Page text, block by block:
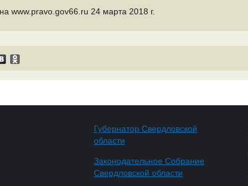
www.pravo.gov66.ru 24 марта 2018 г.
Губернатор Свердловской
области
Законодательное Собрание
Свердловской области